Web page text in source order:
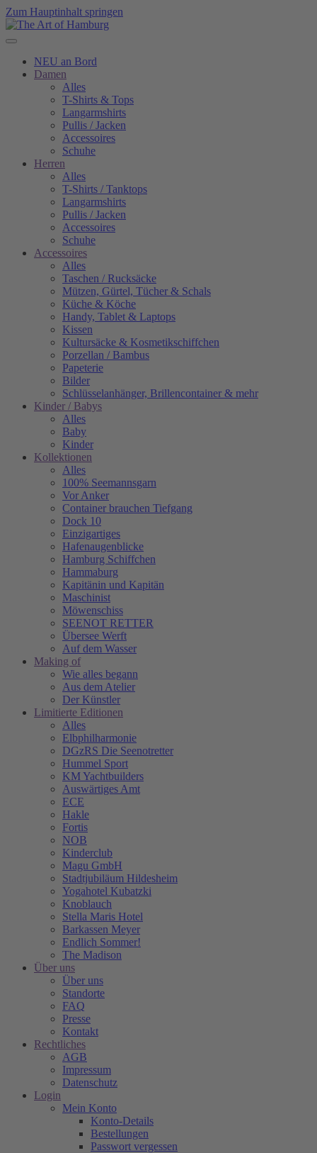
Zum Hauptinhalt springen
NEU an Bord
Damen
Alles
T-Shirts & Tops
Langarmshirts
Pullis / Jacken
Accessoires
Schuhe
Herren
Alles
T-Shirts / Tanktops
Langarmshirts
Pullis / Jacken
Accessoires
Schuhe
Accessoires
Alles
Taschen / Rucksäcke
Mützen, Gürtel, Tücher & Schals
Küche & Köche
Handy, Tablet & Laptops
Kissen
Kultursäcke & Kosmetikschiffchen
Porzellan / Bambus
Papeterie
Bilder
Schlüsselanhänger, Brillencontainer & mehr
Kinder / Babys
Alles
Baby
Kinder
Kollektionen
Alles
100% Seemannsgarn
Vor Anker
Container brauchen Tiefgang
Dock 10
Einzigartiges
Hafenaugen­blicke
Hamburg Schiffchen
Hammaburg
Kapitänin und Kapitän
Maschinist
Möwenschiss
SEENOT RETTER
Übersee Werft
Auf dem Wasser
Making of
Wie alles begann
Aus dem Atelier
Der Künstler
Limitierte Editionen
Alles
Elbphilharmonie
DGzRS Die Seenotretter
Hummel Sport
KM Yachtbuilders
Auswärtiges Amt
ECE
Hakle
Fortis
NOB
Kinderclub
Magu GmbH
Stadtjubiläum Hildesheim
Yogahotel Kubatzki
Knoblauch
Stella Maris Hotel
Barkassen Meyer
Endlich Sommer!
The Madison
Über uns
Über uns
Standorte
FAQ
Presse
Kontakt
Rechtliches
AGB
Impressum
Datenschutz
Login
Mein Konto
Konto-Details
Bestellungen
Passwort vergessen